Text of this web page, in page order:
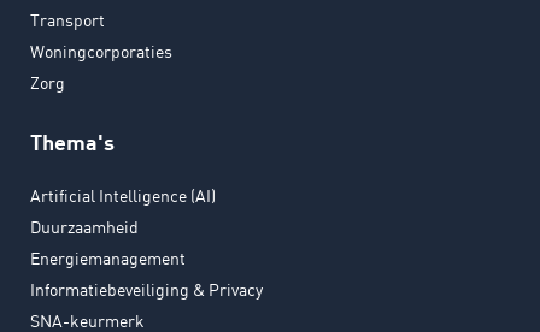
Transport
Woningcorporaties
Zorg
Thema's
Artificial Intelligence (AI)
Duurzaamheid
Energiemanagement
Informatiebeveiliging & Privacy
SNA-keurmerk